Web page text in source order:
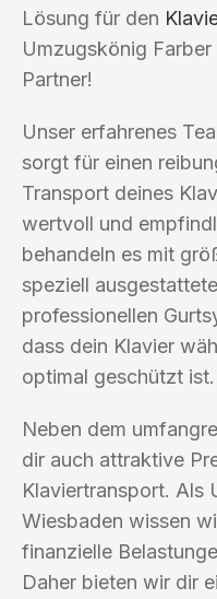
Lösung für den
Umzugskönig
Partner!
Unser erfahrenes
sorgt für einen
Transport deines
wertvoll und
behandeln es mit
speziell
professionellen
dass dein Klavier
optimal geschützt ist.
Neben dem
dir auch attraktive
Klaviertransport. Als
Wiesbaden wissen
finanzielle
Daher bieten wir dir